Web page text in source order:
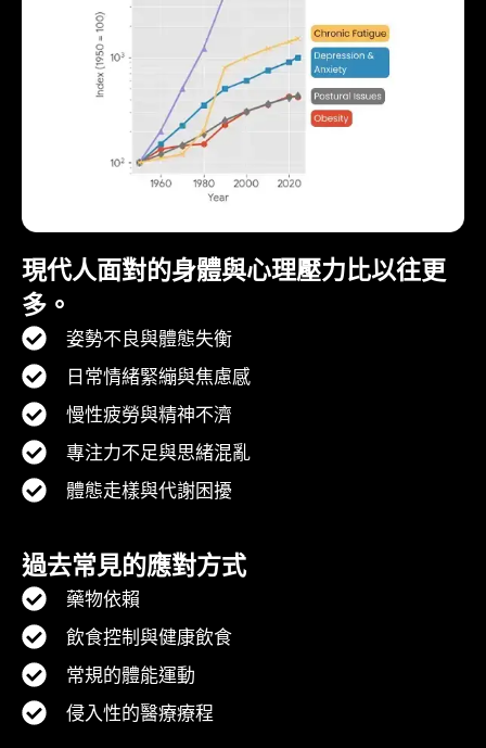
現代人面對的身體與心理壓力比以往更
多。
姿勢不良與體態失衡
日常情緒緊繃與焦慮感
慢性疲勞與精神不濟
專注力不足與思緒混亂
體態走樣與代謝困擾
過去常見的應對方式
藥物依賴
飲食控制與健康飲食
常規的體能運動
侵入性的醫療療程